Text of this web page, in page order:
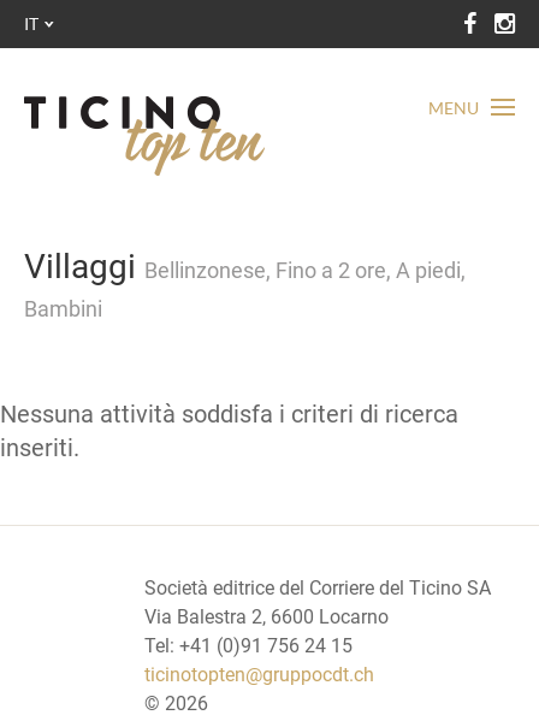
MENU
IT
Villaggi Bellinzonese, Fino a 2 ore, A piedi,
Bambini
Nessuna attività soddisfa i criteri di ricerca
inseriti.
Società editrice del Corriere del Ticino SA
Via Balestra 2, 6600 Locarno
Tel: +41 (0)91 756 24 15
ticinotopten@gruppocdt.ch
© 2026